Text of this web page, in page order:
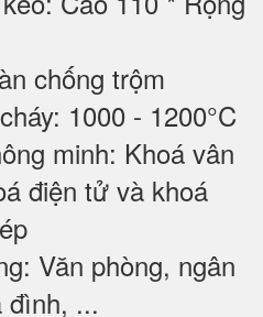
chống trộm
1000 - 1200°C
minh: Khoá vân
điện tử và khoá
Văn phòng, ngân
đình, ...